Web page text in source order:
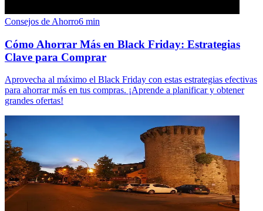
Consejos de Ahorro6 min
Cómo Ahorrar Más en Black Friday: Estrategias
Clave para Comprar
Aprovecha al máximo el Black Friday con estas estrategias efectivas
para ahorrar más en tus compras. ¡Aprende a planificar y obtener
grandes ofertas!